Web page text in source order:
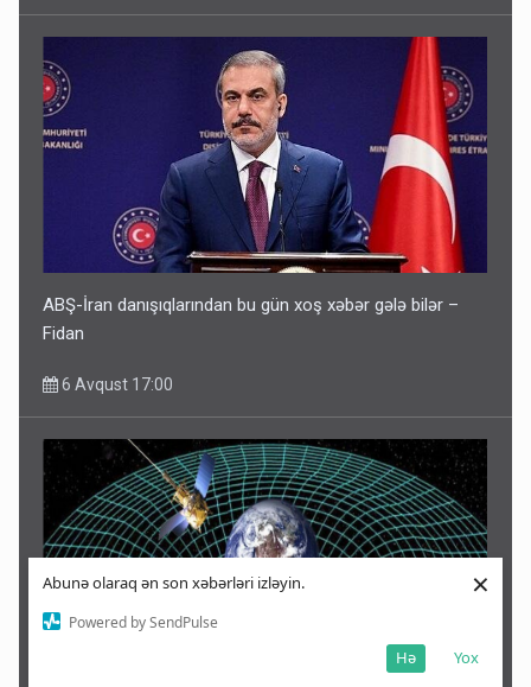
Abunə olaraq ən son xəbərləri izləyin.
Powered by SendPulse
Yox
Hə
×
ABŞ-İran danışıqlarından bu gün xoş xəbər gələ bilər –
Fidan
6 Avqust 17:00